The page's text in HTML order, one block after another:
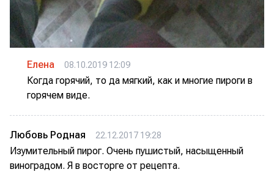
Елена 08.10.2019 12:09
Когда горячий, то да мягкий, как и многие пироги в
горячем виде.
Любовь Родная 22.12.2017 19:28
Изумительный пирог. Очень пушистый, насыщенный
виноградом. Я в восторге от рецепта.